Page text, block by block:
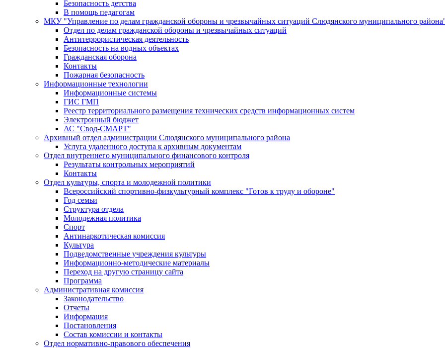
Безопасность детства
В помощь педагогам
МКУ "Управление по делам гражданской обороны и чрезвычайных ситуаций Слюдянского муниципального
Отдел по делам гражданской обороны и чрезвычайных ситуаций
Антитеррористическая деятельность
Безопасность на водных объектах
Гражданская оборона
Контакты
Пожарная безопасность
Информационные технологии
Информационные системы
ГИС ГМП
Реестр территориального размещения технических средств информационных систем
Электронный бюджет
АС "Свод-СМАРТ"
Архивный отдел администрации Слюдянского муниципального района
Услуга удаленного доступа к архивным документам
Отдел внутреннего муниципального финансового контроля
Результаты контрольных мероприятий
Контакты
Отдел культуры, спорта и молодежной политики
Всероссийский спортивно-физкультурный комплекс "Готов к труду и обороне"
Год семьи
Структура отдела
Молодежная политика
Спорт
Антинаркотическая комиссия
Культура
Подведомственные учреждения культуры
Информационно-методические материалы
Переход на другую страницу сайта
Программа
Административная комиссия
Законодательство
Отчеты
Информация
Постановления
Состав комиссии и контакты
Отдел нормативно-правового обеспечения